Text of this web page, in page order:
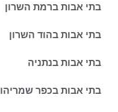
בתי אבות ברמת השרון
בתי אבות בהוד השרון
בתי אבות בנתניה
בתי אבות בכפר שמריהו